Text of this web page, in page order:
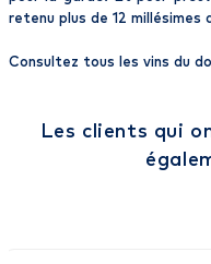
retenu plus de 12 millésimes
Consultez tous les vins du
Les clients qui